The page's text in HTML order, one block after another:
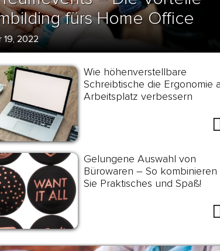
fürs Home Office
19, 2022
Wie höhenverstellbare
Schreibtische die Ergonomie
Arbeitsplatz verbessern
Gelungene Auswahl von
Bürowaren – So kombinieren
Sie Praktisches und Spaß!